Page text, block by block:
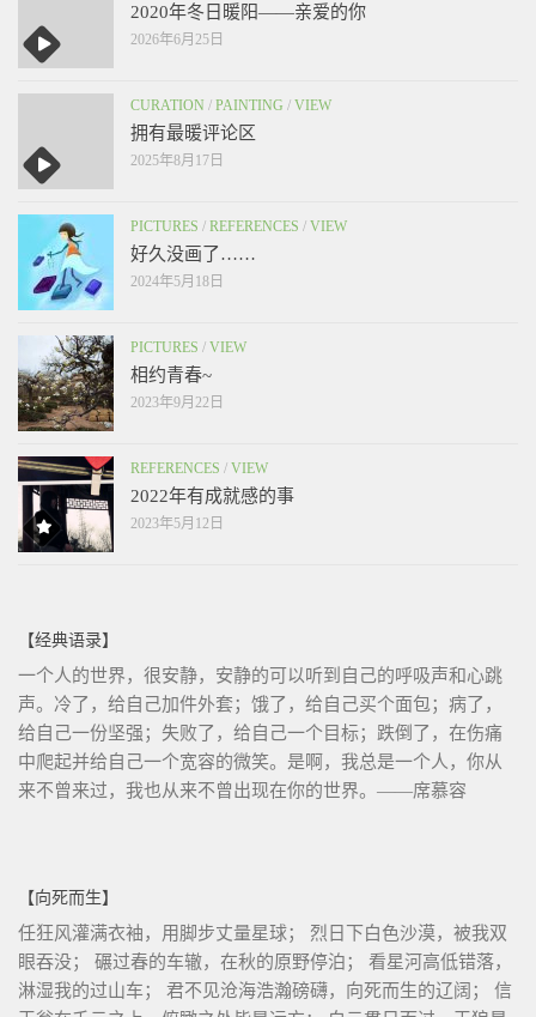
2020年冬日暖阳——亲爱的你
2026年6月25日
CURATION / PAINTING / VIEW
拥有最暖评论区
2025年8月17日
PICTURES / REFERENCES / VIEW
好久没画了……
2024年5月18日
PICTURES / VIEW
相约青春~
2023年9月22日
REFERENCES / VIEW
2022年有成就感的事
2023年5月12日
【经典语录】
一个人的世界，很安静，安静的可以听到自己的呼吸声和心跳
声。冷了，给自己加件外套；饿了，给自己买个面包；病了，
给自己一份坚强；失败了，给自己一个目标；跌倒了，在伤痛
中爬起并给自己一个宽容的微笑。是啊，我总是一个人，你从
来不曾来过，我也从来不曾出现在你的世界。——席慕容
【向死而生】
任狂风灌满衣袖，用脚步丈量星球； 烈日下白色沙漠，被我双
眼吞没； 碾过春的车辙，在秋的原野停泊； 看星河高低错落，
淋湿我的过山车； 君不见沧海浩瀚磅礴，向死而生的辽阔； 信